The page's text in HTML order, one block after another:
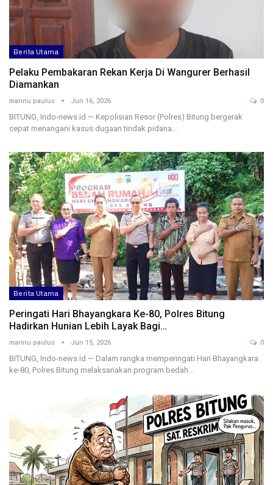
Berita Utama
Pelaku Pembakaran Rekan Kerja Di Wangurer Berhasil
Diamankan
marinu paulus Jun 16, 2026 0
BITUNG, Indo-news.id — Kepolisian Resor (Polres) Bitung bergerak
cepat menangani kasus dugaan tindak pidana…
Berita Utama
Peringati Hari Bhayangkara Ke-80, Polres Bitung
Hadirkan Hunian Lebih Layak Bagi…
marinu paulus Jun 15, 2026 0
BITUNG, Indo-news.id — Dalam rangka memperingati Hari Bhayangkara
ke-80, Polres Bitung melaksanakan program bedah…